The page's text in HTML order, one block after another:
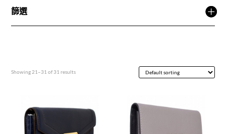
篩選
Showing 21–31 of 31 results